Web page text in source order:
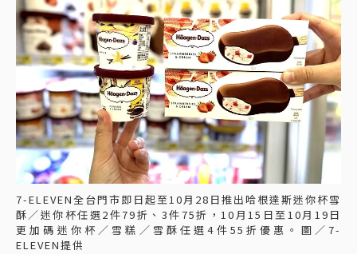
7-ELEVEN全台門市即日起至10月28日推出哈根達斯迷你杯雪
酥／迷你杯任選2件79折、3件75折，10月15日至10月19日
更加碼迷你杯／雪糕／雪酥任選4件55折優惠。圖／7-
ELEVEN提供